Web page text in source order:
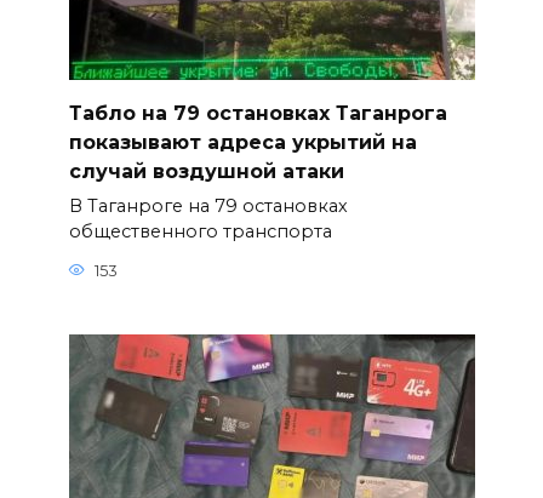
Табло на 79 остановках Таганрога
показывают адреса укрытий на
случай воздушной атаки
В Таганроге на 79 остановках
общественного транспорта
153